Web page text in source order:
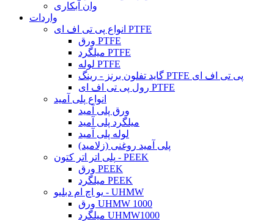
وان آبکاری
واردات
انواع پی تی اف ای PTFE
ورق PTFE
میلگرد PTFE
لوله PTFE
گاید تفلون برنز - رینگ PTFE پی تی اف ای
رول پی تی اف ای PTFE
انواع پلی آمید
ورق پلی آمید
میلگرد پلی آمید
لوله پلی آمید
پلی آمید روغنی (زلامید)
پلی اتر اتر کتون - PEEK
ورق PEEK
میلگرد PEEK
یو اچ ام دبلیو - UHMW
ورق UHMW 1000
میلگرد UHMW1000